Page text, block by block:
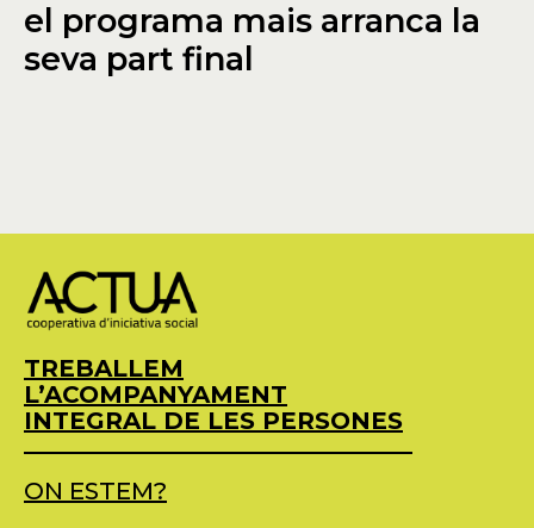
el programa mais arranca la
seva part final
TREBALLEM
L’ACOMPANYAMENT
INTEGRAL DE LES PERSONES
ON ESTEM?